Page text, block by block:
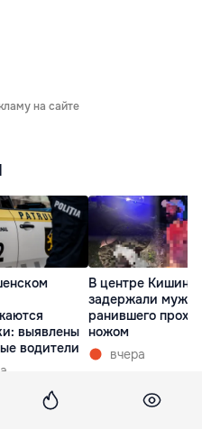
на сайте
выявлены
водители
В центре
задержали
ранившего
ножом
вчера